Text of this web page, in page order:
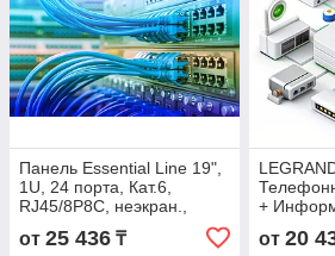
Панель Essential Line 19",
1U, 24 порта, Кат.6,
RJ45/8P8C, неэкран.,
от 25 436 ₸
+
розетка
Белая
от 20